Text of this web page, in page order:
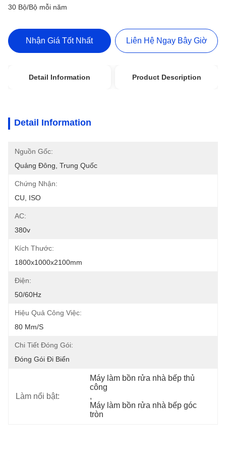
30 Bộ/Bộ mỗi năm
Nhận Giá Tốt Nhất Liên Hệ Ngay Bây Giờ
Detail Information Product Description
Detail Information
Nguồn Gốc:
Quảng Đông, Trung Quốc
Chứng Nhận:
CU, ISO
AC:
380v
Kích Thước:
1800x1000x2100mm
Điện:
50/60Hz
Hiệu Quả Công Việc:
80 Mm/s
Chi Tiết Đóng Gói:
Đóng Gói Đi Biển
Làm nổi bật:
Máy làm bồn rửa nhà bếp thủ
công
,
Máy làm bồn rửa nhà bếp góc
tròn